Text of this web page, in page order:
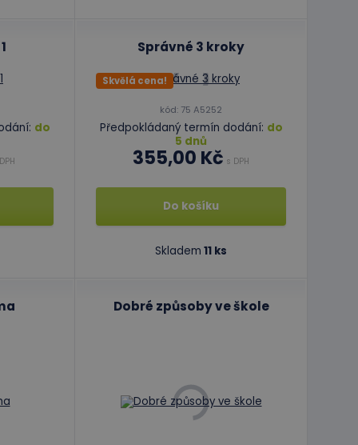
do
Správné 3 kroky
Skvělá cena!
kód: 75 A5252
Předpokládaný termín dodání: do
5 dnů
355,00 Kč s DPH
Do košíku
Skladem 11 ks
Dobré způsoby ve škole
Script.com
požadavku
a
koncový